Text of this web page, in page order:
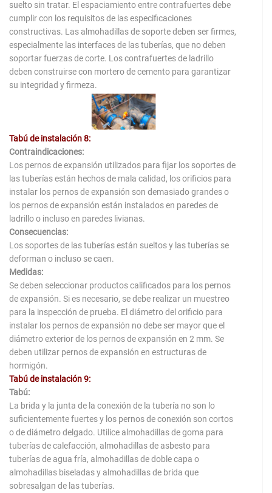
suelto sin tratar. El espaciamiento entre contrafuertes debe
cumplir con los requisitos de las especificaciones
constructivas. Las almohadillas de soporte deben ser firmes,
especialmente las interfaces de las tuberías, que no deben
soportar fuerzas de corte. Los contrafuertes de ladrillo
deben construirse con mortero de cemento para garantizar
su integridad y firmeza.
Tabú de instalación 8:
Contraindicaciones:
Los pernos de expansión utilizados para fijar los soportes de
las tuberías están hechos de mala calidad, los orificios para
instalar los pernos de expansión son demasiado grandes o
los pernos de expansión están instalados en paredes de
ladrillo o incluso en paredes livianas.
Consecuencias:
Los soportes de las tuberías están sueltos y las tuberías se
deforman o incluso se caen.
Medidas:
Se deben seleccionar productos calificados para los pernos
de expansión. Si es necesario, se debe realizar un muestreo
para la inspección de prueba. El diámetro del orificio para
instalar los pernos de expansión no debe ser mayor que el
diámetro exterior de los pernos de expansión en 2 mm. Se
deben utilizar pernos de expansión en estructuras de
hormigón.
Tabú de instalación 9:
Tabú:
La brida y la junta de la conexión de la tubería no son lo
suficientemente fuertes y los pernos de conexión son cortos
o de diámetro delgado. Utilice almohadillas de goma para
tuberías de calefacción, almohadillas de asbesto para
tuberías de agua fría, almohadillas de doble capa o
almohadillas biseladas y almohadillas de brida que
sobresalgan de las tuberías.